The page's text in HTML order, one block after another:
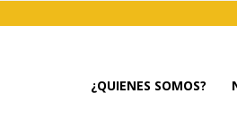
¿QUIENES SOMOS?